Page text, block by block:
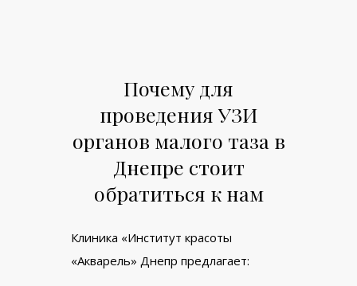
Почему для
проведения УЗИ
органов малого таза в
Днепре стоит
обратиться к нам
Клиника «Институт красоты
«Акварель» Днепр предлагает: